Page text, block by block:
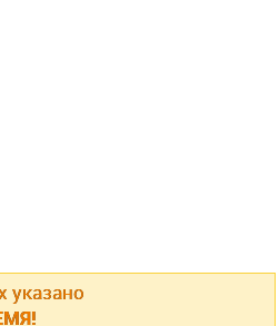
указано